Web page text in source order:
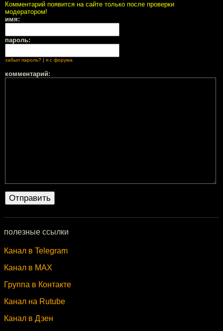
Комментарий появится на сайте только после проверки
модератором!
имя:
пароль:
забыл пароль? | я с форума
комментарий:
полезные ссылки
Канал в Telegram
Канал в MAX
Группа в Контакте
Канал на Rutube
Канал в Дзен